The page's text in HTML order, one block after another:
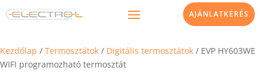
AJÁNLATKÉRÉS
Kezdőlap / Termosztátok / Digitális termosztátok / EVP HY603WE
WIFI programozható termosztát